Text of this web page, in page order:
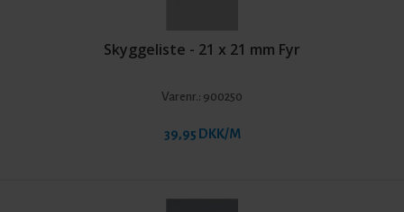
Skyggeliste - 21 x 21 mm Fyr
Varenr.: 900250
39,95 DKK/M